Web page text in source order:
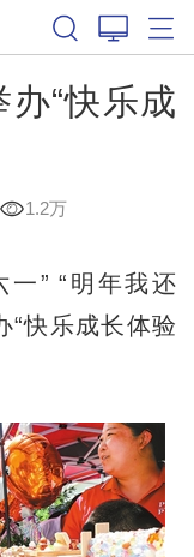
“快乐成
1.2万
” “明年我还
快乐成长体验